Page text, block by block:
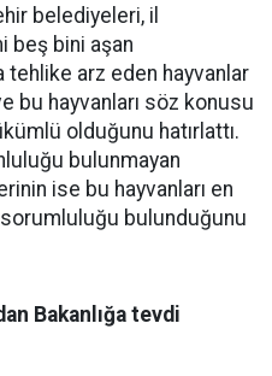
belediyeleri, il
beş bini aşan
arz eden hayvanlar
bu hayvanları söz konusu
olduğunu hatırlattı.
bulunmayan
ise bu hayvanları en
bulunduğunu
Bakanlığa tevdi